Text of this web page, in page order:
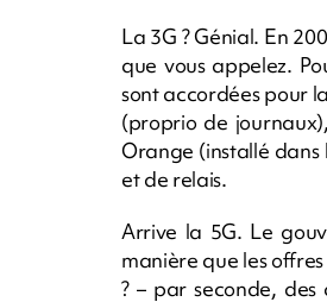
La 3G ? Génial. En
que vous appelez.
sont accordées pour
(proprio de
Orange (installé dans
et de relais.
Arrive la 5G. Le
manière que les
? – par seconde,